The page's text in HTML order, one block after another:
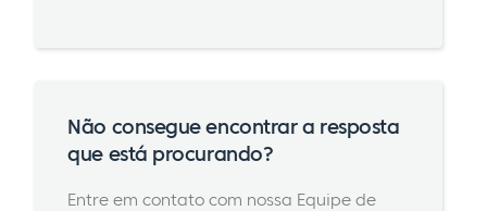
Não consegue encontrar a resposta
que está procurando?
Entre em contato com nossa Equipe de